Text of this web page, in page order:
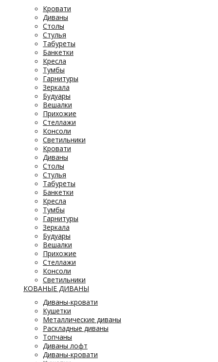
Кровати
Диваны
Столы
Стулья
Табуреты
Банкетки
Кресла
Тумбы
Гарнитуры
Зеркала
Будуары
Вешалки
Прихожие
Стеллажи
Консоли
Светильники
Кровати
Диваны
Столы
Стулья
Табуреты
Банкетки
Кресла
Тумбы
Гарнитуры
Зеркала
Будуары
Вешалки
Прихожие
Стеллажи
Консоли
Светильники
КОВАНЫЕ ДИВАНЫ
Диваны-кровати
Кушетки
Металлические диваны
Раскладные диваны
Топчаны
Диваны лофт
Диваны-кровати